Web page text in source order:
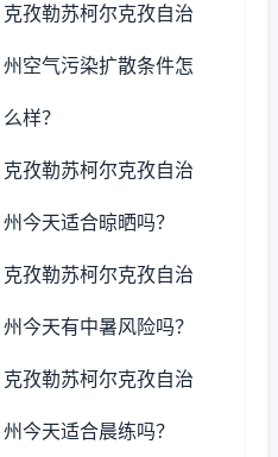
克孜勒苏柯尔克孜自治
州空气污染扩散条件怎
么样？
克孜勒苏柯尔克孜自治
州今天适合晾晒吗？
克孜勒苏柯尔克孜自治
州今天有中暑风险吗？
克孜勒苏柯尔克孜自治
州今天适合晨练吗？